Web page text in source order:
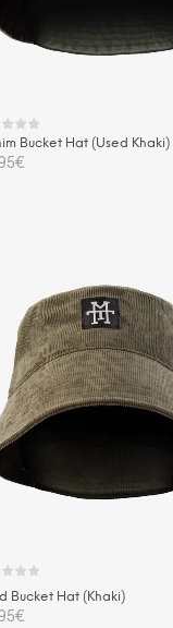
Bucket Hat (Used Khaki)
€
auf.
Die
Bucket Hat (Khaki)
€